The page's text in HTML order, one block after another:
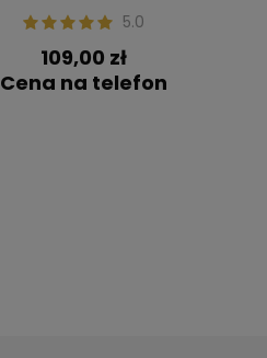
5.0
109,00 zł
Cena na telefon